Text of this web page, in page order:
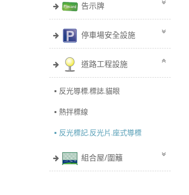
告示牌
停車場安全設施
道路工程設施
反光導標.標誌.貓眼
熱拌標線
反光標記.反光片.座式導標
組合屋/圍籬